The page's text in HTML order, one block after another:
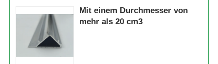
Mit einem Durchmesser von
mehr als 20 cm3